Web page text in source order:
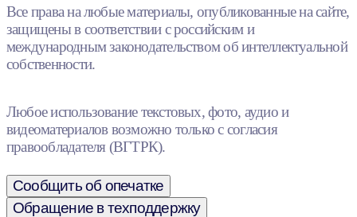
Все права на любые материалы, опубликованные на сайте,
защищены в соответствии с российским и
международным законодательством об интеллектуальной
собственности.
Любое использование текстовых, фото, аудио и
видеоматериалов возможно только с согласия
правообладателя (ВГТРК).
Сообщить об опечатке
Обращение в техподдержку